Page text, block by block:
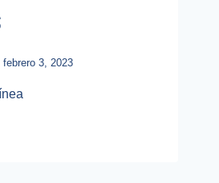
febrero 3, 2023